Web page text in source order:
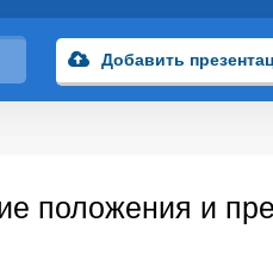
Добавить
положения и